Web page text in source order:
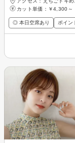
カット単価： ￥4,300～
◎ 本日空席あり ポイン